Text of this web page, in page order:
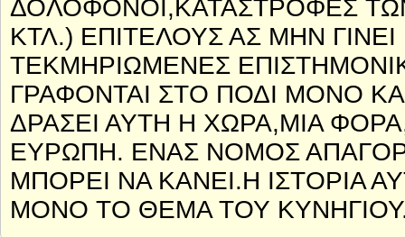
ΔΟΛΟΦΟΝΟΙ,ΚΑΤΑΣΤΡΟΦΕΣ
ΚΤΛ.) ΕΠΙΤΕΛΟΥΣ ΑΣ ΜΗΝ
ΤΕΚΜΗΡΙΩΜΕΝΕΣ
ΓΡΑΦΟΝΤΑΙ ΣΤΟ ΠΟΔΙ ΜΟΝΟ
ΔΡΑΣΕΙ ΑΥΤΗ Η ΧΩΡΑ,ΜΙΑ
ΕΥΡΩΠΗ. ΕΝΑΣ ΝΟΜΟΣ
ΜΠΟΡΕΙ ΝΑ ΚΑΝΕΙ.Η ΙΣΤΟΡΙΑ
ΜΟΝΟ ΤΟ ΘΕΜΑ ΤΟΥ